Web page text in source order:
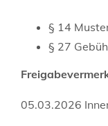
§ 14
§ 27
05.03.2026